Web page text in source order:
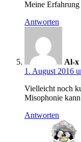
Meine
Antworten
Al-x
1. August 2016
Vielleicht noch
Misophonie
Antworten